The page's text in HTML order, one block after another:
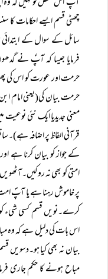
چھٹی قسم ایسے احکامات
سائل کے سوال کے
فرمایا جیسا کہ آپؐ نے
حرمت اور عورت کو اس کی
حرمت بیان کی(یعنی امام
معنی جدیدیا ایک نئی نوعیت
قرآنی الفاظ پر اضافہ
کے جواز کو بیان کرنا
امتی کو بھی نہ
پر خاموش رہنا ہے یا آپؐ
کرے۔نویں قسم کسی شیء
اس بات کی دلیل ہے کہ وہ
بیان نہ بھی کیا ہو۔دسویں
مباح ہونے کا حکم جاری